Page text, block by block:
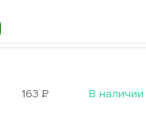
163Р В наличии